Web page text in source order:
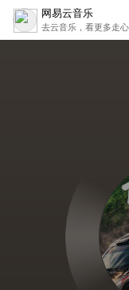
网易云音乐
去云音乐，看更多走